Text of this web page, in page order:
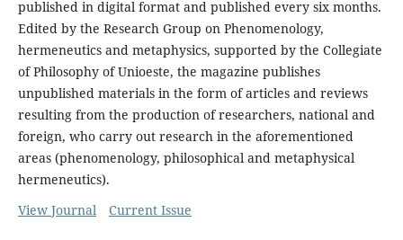
published in digital format and published every six months.
Edited by the Research Group on Phenomenology,
hermeneutics and metaphysics, supported by the Collegiate
of Philosophy of Unioeste, the magazine publishes
unpublished materials in the form of articles and reviews
resulting from the production of researchers, national and
foreign, who carry out research in the aforementioned
areas (phenomenology, philosophical and metaphysical
hermeneutics).
View Journal
Current Issue